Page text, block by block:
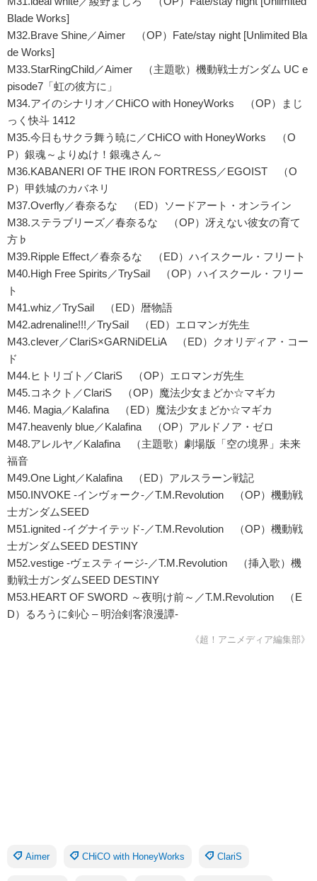
Blade Works]
M32.Brave Shine／Aimer （OP）Fate/stay night [Unlimited Bla
de Works]
M33.StarRingChild／Aimer （主題歌）機動戦士ガンダム UC e
pisode7「虹の彼方に」
M34.アイのシナリオ／CHiCO with HoneyWorks （OP）まじ
っく快斗 1412
M35.今日もサクラ舞う暁に／CHiCO with HoneyWorks （O
P）銀魂～よりぬけ！銀魂さん～
M36.KABANERI OF THE IRON FORTRESS／EGOIST （O
P）甲鉄城のカバネリ
M37.Overfly／春奈るな （ED）ソードアート・オンライン
M38.ステラブリーズ／春奈るな （OP）冴えない彼女の育て
方♭
M39.Ripple Effect／春奈るな （ED）ハイスクール・フリート
M40.High Free Spirits／TrySail （OP）ハイスクール・フリー
ト
M41.whiz／TrySail （ED）暦物語
M42.adrenaline!!!／TrySail （ED）エロマンガ先生
M43.clever／ClariS×GARNiDELiA （ED）クオリディア・コー
ド
M44.ヒトリゴト／ClariS （OP）エロマンガ先生
M45.コネクト／ClariS （OP）魔法少女まどか☆マギカ
M46. Magia／Kalafina （ED）魔法少女まどか☆マギカ
M47.heavenly blue／Kalafina （OP）アルドノア・ゼロ
M48.アレルヤ／Kalafina （主題歌）劇場版「空の境界」未来
福音
M49.One Light／Kalafina （ED）アルスラーン戦記
M50.INVOKE -インヴォーク-／T.M.Revolution （OP）機動戦
士ガンダムSEED
M51.ignited -イグナイテッド-／T.M.Revolution （OP）機動戦
士ガンダムSEED DESTINY
M52.vestige -ヴェスティージ-／T.M.Revolution （挿入歌）機
動戦士ガンダムSEED DESTINY
M53.HEART OF SWORD ～夜明け前～／T.M.Revolution （E
D）るろうに剣心 – 明治剣客浪漫譚-
《超！アニメディア編集部》
Aimer CHiCO with HoneyWorks ClariS